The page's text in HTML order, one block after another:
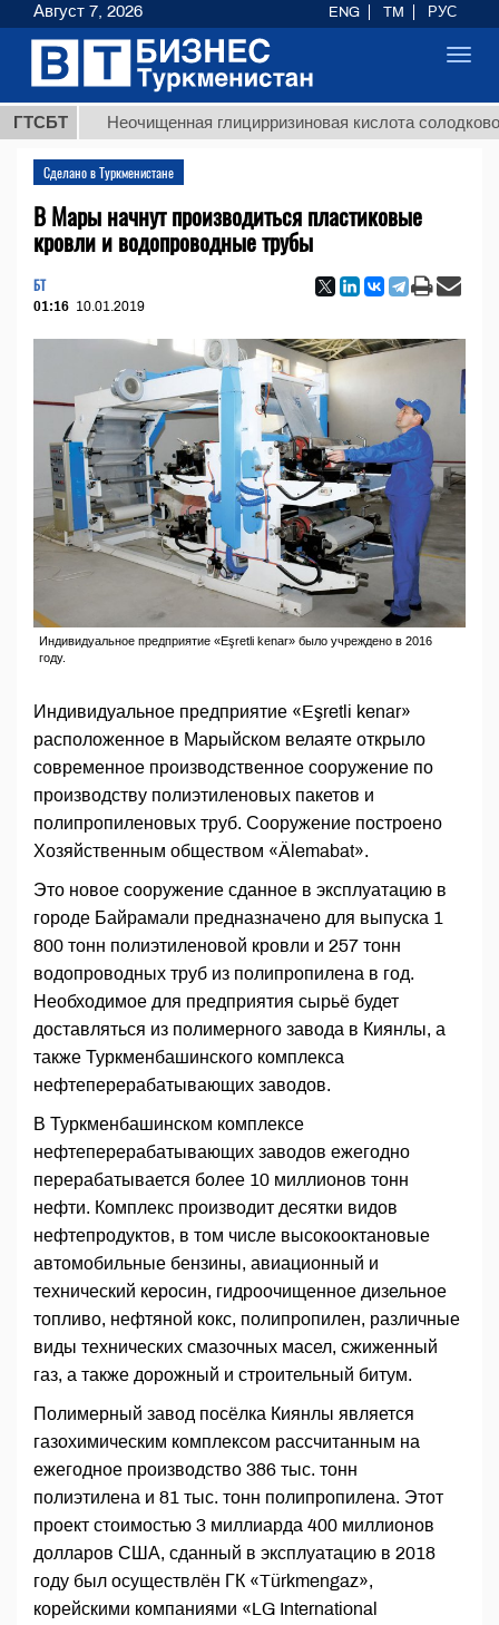
ГТСБТНеочищенная глицирризиновая кислота солодкового
Сделано в Туркменистане
В Мары начнут производиться пластиковые
кровли и водопроводные трубы
БТ
01:16 10.01.2019
Индивидуальное предприятие «Eşretli kenar» было учреждено в 2016
году.
Индивидуальное предприятие «Eşretli kenar»
расположенное в Марыйском велаяте открыло
современное производственное сооружение по
производству полиэтиленовых пакетов и
полипропиленовых труб. Сооружение построено
Хозяйственным обществом «Älemabat».
Это новое сооружение сданное в эксплуатацию в
городе Байрамали предназначено для выпуска 1
800 тонн полиэтиленовой кровли и 257 тонн
водопроводных труб из полипропилена в год.
Необходимое для предприятия сырьё будет
доставляться из полимерного завода в Киянлы, а
также Туркменбашинского комплекса
нефтеперерабатывающих заводов.
В Туркменбашинском комплексе
нефтеперерабатывающих заводов ежегодно
перерабатывается более 10 миллионов тонн
нефти. Комплекс производит десятки видов
нефтепродуктов, в том числе высокооктановые
автомобильные бензины, авиационный и
технический керосин, гидроочищенное дизельное
топливо, нефтяной кокс, полипропилен, различные
виды технических смазочных масел, сжиженный
газ, а также дорожный и строительный битум.
Полимерный завод посёлка Киянлы является
газохимическим комплексом рассчитанным на
ежегодное производство 386 тыс. тонн
полиэтилена и 81 тыс. тонн полипропилена. Этот
проект стоимостью 3 миллиарда 400 миллионов
долларов США, сданный в эксплуатацию в 2018
году был осуществлён ГК «Türkmengaz»,
корейскими компаниями «LG International
Август 7, 2026 ENG TM РУС